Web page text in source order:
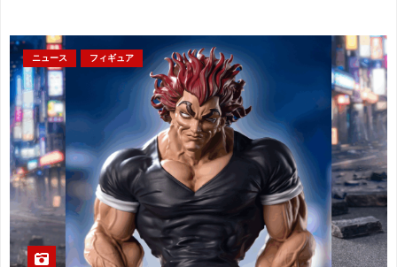
ニュース フィギュア